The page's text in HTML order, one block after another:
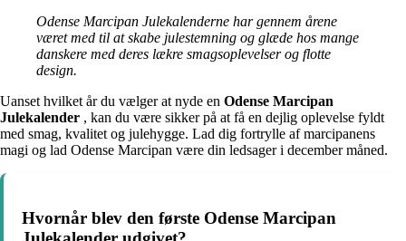
Odense Marcipan Julekalenderne har gennem årene
været med til at skabe julestemning og glæde hos mange
danskere med deres lækre smagsoplevelser og flotte
design.
Uanset hvilket år du vælger at nyde en Odense Marcipan
Julekalender , kan du være sikker på at få en dejlig oplevelse fyldt
med smag, kvalitet og julehygge. Lad dig fortrylle af marcipanens
magi og lad Odense Marcipan være din ledsager i december måned.
Hvornår blev den første Odense Marcipan